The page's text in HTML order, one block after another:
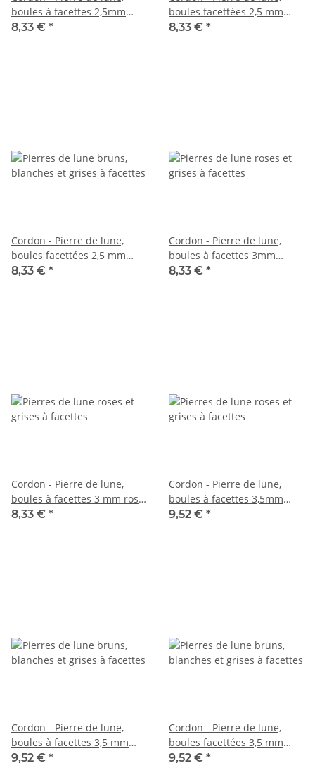
boules à facettes 2,5mm
multicolore, 39cm /4345
8,33 € *
boules facettées 2,5 mm
multicolore, longueur 39 cm
8,33 € *
Cordon - Pierre de lune,
boules facettées 2,5 mm
multicolore, longueur 39 cm
8,33 € *
Cordon - Pierre de lune,
boules à facettes 3mm
multicolore, 39cm /5756
8,33 € *
Cordon - Pierre de lune,
boules à facettes 3 mm rose
gris, 39 cm /7748
8,33 € *
Cordon - Pierre de lune,
boules à facettes 3,5mm
multicolore, 38,5cm /5751
9,52 € *
Cordon - Pierre de lune,
boules à facettes 3,5 mm
multicolores, longueur 38,5
9,52 € *
Cordon - Pierre de lune,
boules facettées 3,5 mm
multicolore, longueur 38,5
9,52 € *